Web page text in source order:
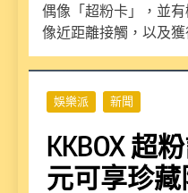
偶像「超粉卡」，並
像近距離接觸，以及獲
娛樂派 新聞
KKBOX 超
元可享珍